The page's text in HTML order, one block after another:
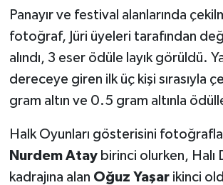
Panayır ve festival alanlarında
fotoğraf, Jüri üyeleri tarafından
alındı, 3 eser ödüle layık görüldü.
dereceye giren ilk üç kişi sırasıyla
gram altın ve 0.5 gram altınla
Halk Oyunları gösterisini
Nurdem Atay birinci olurken, Halı
kadrajına alan Oğuz Yaşarikinci